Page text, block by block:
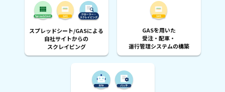
スプレッドシート/GASによる
自社サイトからの
スクレイピング
GASを用いた
受注・配車・
運行管理システムの構築